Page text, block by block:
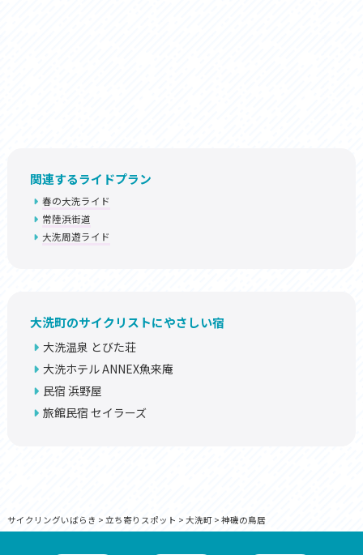
関連するライドプラン
春の大洗ライド
常陸浜街道
大洗周遊ライド
大洗町のサイクリストにやさしい宿
大洗温泉 とびた荘
大洗ホテル ANNEX魚来庵
民宿 浜野屋
旅館民宿 セイラーズ
サイクリングいばらき > 立ち寄りスポット > 大洗町> 神磯の鳥居